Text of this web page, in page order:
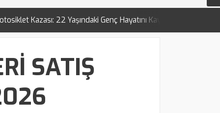
Genç Hayatını Kaybetti 21:58 BÜYÜKŞEHİR'DEN
SATIŞ